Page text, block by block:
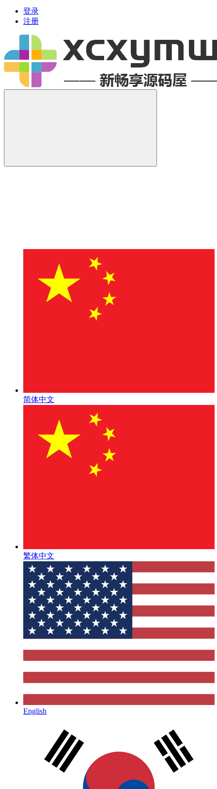
登录
注册
简体中文
繁体中文
English